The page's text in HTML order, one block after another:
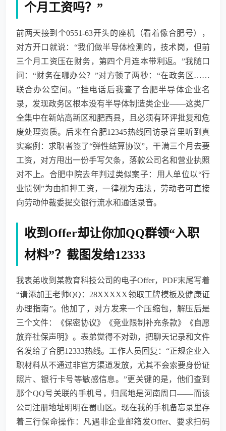
个月工资吗？”
前两天接到个0551-63开头的座机（看着像合肥号），
对方开口就说：“我们做半导体检测的，技术岗，但前
三个月工资压在财务，第四个月连本带利返。”我随口
问：“财务在哪办公？”对方顿了两秒：“在政务区……
联合办公空间。”挂电话后我查了合肥半导体企业名
录，发现政务区根本没有半导体制造类企业——这类厂
全集中在新站高新区和肥西县，且必须有环评批复和危
废处理资质。后来在合肥12345热线回访录音里听到真
实案例：求职者签了“弹性结算协议”，干满三个月去要
工资，对方甩出一份手写欠条，落款公司名和营业执照
对不上。合肥中院去年判过类似案子：用人单位以“行
业惯例”为由扣押工资，一律视为违法，劳动者可直接
向劳动仲裁委提交银行流水和通话录音。
收到Offer却让你加QQ群领“入职
材料”？截图发给12333
我表弟收到某教育科技公司的电子Offer，PDF末尾写着
“请添加王老师QQ：28XXXXX领取工牌模板及健康证
办理指南”。他加了，对方发来一个压缩包，解压后是
三个文件：《保密协议》《竞业限制补充条款》《自愿
放弃社保声明》。表弟觉得不对劲，把聊天记录和文件
名发给了合肥12333热线。工作人员回复：“正规企业入
职材料从不通过非官方渠道发放，尤其不会索要身份证
照片、银行卡号等敏感信息。”更关键的是，他们查到
那个QQ号关联的手机号，归属地是河南周口——而该
公司注册地址明明在蜀山区。现在我的手机备忘录里存
着三行保命操作：凡遇非企业邮箱发Offer、要求扫码